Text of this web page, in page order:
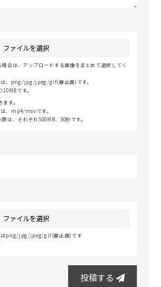
ファイルを選択
合は、アップロードする画像をまとめて選択してく
は、png/jpg/jpeg/gif(静止画)です。
です。
す。
、mp4/movです。
は、それぞれ500MB、30秒です。
ファイルを選択
はpng/jpg/jpeg/gif(静止画)です
投稿する